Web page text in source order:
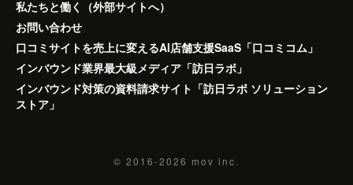
私たちと働く（外部サイトへ）
お問い合わせ
口コミサイトを売上に変えるAI店舗支援SaaS「口コミコム」
インバウンド業界最大級メディア「訪日ラボ」
インバウンド対策の資料請求サイト「訪日ラボ ソリューション
ストア」
© 2016-2026 mov inc.